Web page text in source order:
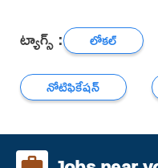
ట్యాగ్స్ : లోకల్
నోటిఫికేషన్